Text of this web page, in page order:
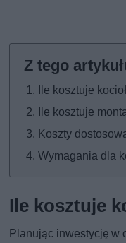
Ile kosztuje
Ile kosztuje
Koszty
Wymagania dla
Ile kosztuje
Planując inwestycję w